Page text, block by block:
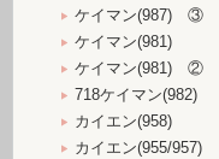
ケイマン(987) ③
ケイマン(981)
ケイマン(981) ②
718ケイマン(982)
カイエン(958)
カイエン(955/957)